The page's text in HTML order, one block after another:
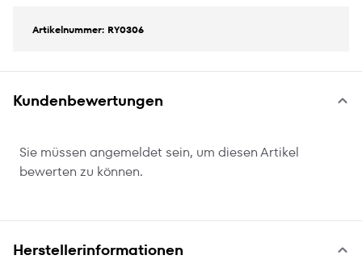
Artikelnummer: RY0306
Kundenbewertungen
Sie müssen angemeldet sein, um diesen Artikel
bewerten zu können.
Herstellerinformationen